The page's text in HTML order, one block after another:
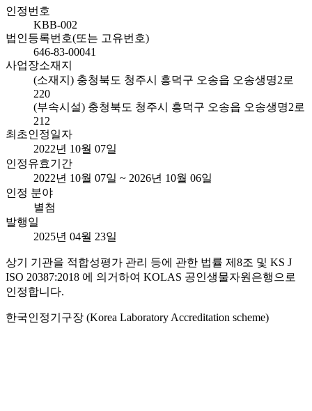
인정번호
KBB-002
법인등록번호(또는 고유번호)
646-83-00041
사업장소재지
(소재지) 충청북도 청주시 흥덕구 오송읍 오송생명2로
220
(부속시설) 충청북도 청주시 흥덕구 오송읍 오송생명2로
212
최초인정일자
2022년 10월 07일
인정유효기간
2022년 10월 07일 ~ 2026년 10월 06일
인정 분야
별첨
발행일
2025년 04월 23일
상기 기관을 적합성평가 관리 등에 관한 법률 제8조 및 KS J
ISO 20387:2018 에 의거하여 KOLAS 공인생물자원은행으로
인정합니다.
한국인정기구장 (Korea Laboratory Accreditation scheme)